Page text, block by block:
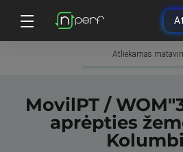
Atliekamas
MovilPT /
aprėpties